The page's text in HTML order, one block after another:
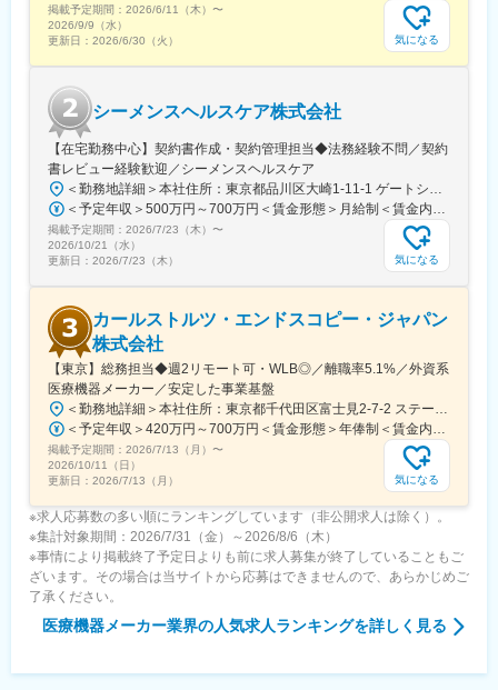
・IDE：Visual Studio VS Code
・課題管理など：JIRA、Bitbucket
・コミュニケーションツール：Slack、Google Meet
変更の範囲：会社の定める業務
掲載予定期間： 2026/6/11（木） 〜
2026/9/9（水）
更新日： 2026/6/30（火） 気になる
シーメンスヘルスケア株式会社
【在宅勤務中心】契約書作成・契約管理担当◆法務経験不問／契約
書レビュー経験歓迎／シーメンスヘルスケア
掲載予定期間： 2026/7/23（木） 〜
2026/10/21（水）
更新日： 2026/7/23（木） 気になる
カールストルツ・エンドスコピー・ジャパン
株式会社
【東京】総務担当◆週2リモート可・WLB◎／離職率5.1%／外資系
医療機器メーカー／安定した事業基盤
掲載予定期間： 2026/7/13（月） 〜
2026/10/11（日）
更新日： 2026/7/13（月） 気になる
※求人応募数の多い順にランキングしています（非公開求人は除く）。
※集計対象期間：2026/7/31（金）～2026/8/6（木）
※事情により掲載終了予定日よりも前に求人募集が終了していることもご
ざいます。その場合は当サイトから応募はできませんので、あらかじめご
了承ください。
医療機器メーカー業界の人気求人ランキングを詳しく見る